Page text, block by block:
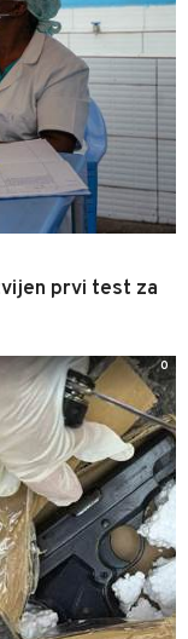
prvi test za
0